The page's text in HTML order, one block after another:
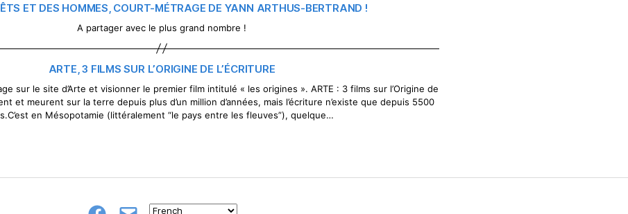
ET DES HOMMES, COURT-MÉTRAGE DE YANN ARTHUS-BERTRAND !
A partager avec le plus grand nombre !
ARTE, 3 FILMS SUR L’ORIGINE DE L’ÉCRITURE
sur le site d’Arte et visionner le premier film intitulé « les origines ». ARTE : 3 films sur l’Origine de
et meurent sur la terre depuis plus d’un million d’années, mais l’écriture n’existe que depuis 5500
en Mésopotamie (littéralement “le pays entre les fleuves”), quelque…